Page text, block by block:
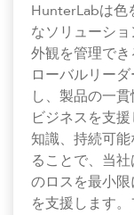
HunterLabは色
なソリューシ
外観を管理で
ローバルリー
し、製品の一
ビジネスを支
知識、持続可
ることで、当
のロスを最小
を支援します